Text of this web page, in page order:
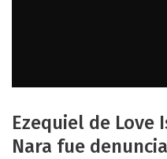
Ezequiel de Love
Nara fue